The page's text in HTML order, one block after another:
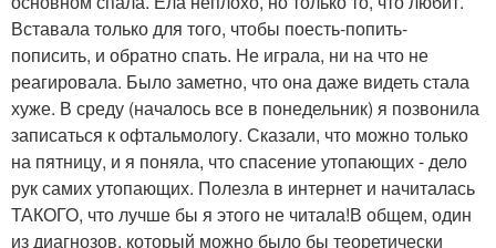
Вставала только для того, чтобы поесть-попить-
пописить, и обратно спать. Не играла, ни на что не
реагировала. Было заметно, что она даже видеть стала
хуже. В среду (началось все в понедельник) я позвонила
записаться к офтальмологу. Сказали, что можно только
на пятницу, и я поняла, что спасение утопающих - дело
рук самих утопающих. Полезла в интернет и начиталась
ТАКОГО, что лучше бы я этого не читала!В общем, один
из диагнозов, который можно было бы теоретически